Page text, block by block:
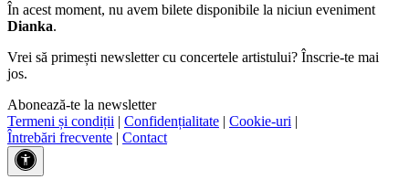
În acest moment, nu avem bilete disponibile la niciun eveniment
Dianka.
Vrei să primești newsletter cu concertele artistului? Înscrie-te mai
jos.
Abonează-te la newsletter
Termeni și condiții | Confidențialitate | Cookie-uri |
Întrebări frecvente | Contact